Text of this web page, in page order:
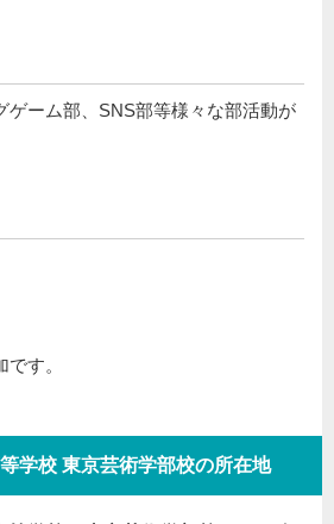
ゲーム部、SNS部等様々な部活動が
す。
学校 東京芸術学部校の所在地